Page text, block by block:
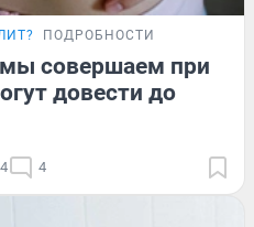
ПОДРОБНОСТИ
совершаем при
довести до
4